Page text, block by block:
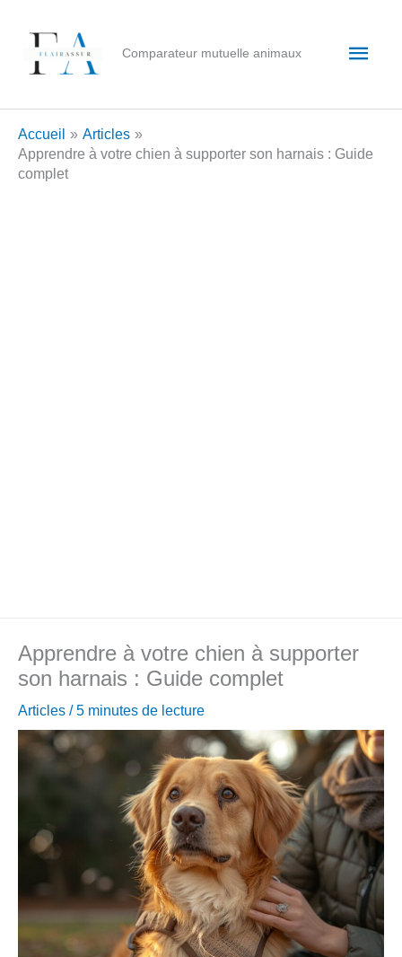
contenu
Comparateur mutuelle animaux
Accueil
Articles
Apprendre à votre chien à supporter son harnais : Guide
complet
Apprendre à votre chien à supporter
son harnais : Guide complet
Articles /5 minutes de lecture